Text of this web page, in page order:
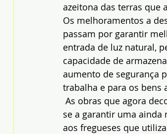
azeitona das terras que
Os melhoramentos a
passam por garantir
entrada de luz natural,
capacidade de
aumento de segurança
trabalha e para os bens
As obras que agora
se a garantir uma ainda
aos fregueses que